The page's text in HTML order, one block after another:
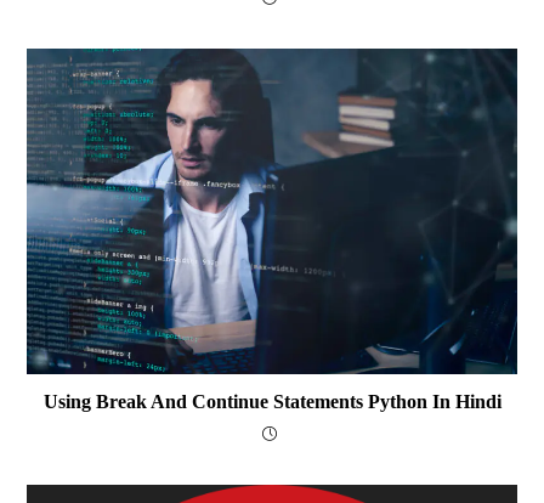
Using Break And Continue Statements Python In Hindi